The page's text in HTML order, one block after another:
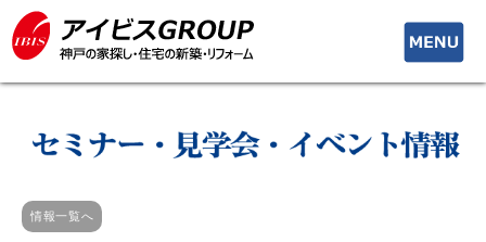
toggle
情報一覧へ